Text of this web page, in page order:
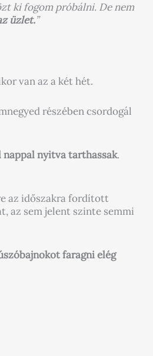
ki fogom próbálni. De nem
üzlet.”
van az a két hét.
részében csordogál
nappal nyitva tarthassak.
az időszakra fordított
az sem jelent szinte semmi
faragni elég